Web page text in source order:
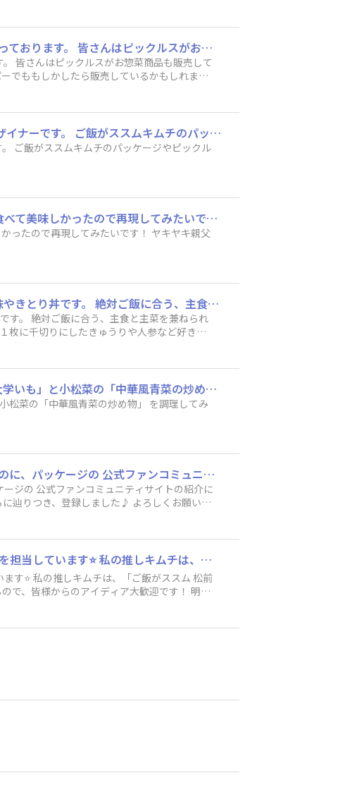
はじめまして ピックルス食堂スタッフのみんみんです🪼 主にお惣菜商品の営業を行っております。 皆さんはピックルスがお惣菜商品も販売していることをご存じですか？漬物メーカーならではのお惣菜を製造しております。 お近くのスーパーでももしかしたら販売しているかもしれません…！ サイトでも商品をチェックできますのでご興味ありましたらご覧ください🥒🍆 https://www.pickles.co.jp/products/delika/
皆さんはピックルスがお惣菜商品も販売して
でももしかしたら販売しているかもしれませ
products/delika/
ピックルス食堂スタッフのよしぴーです🐱 会社のいろんなデザインを作っているデザイナーです。 ご飯がススムキムチのパッケージやピックルス食堂のデザインも手掛けました。 みなさんが買いたいと思うパッケージを教えてください～！
ご飯がススムキムチのパッケージやピックル
やってみたい食べ方はチーズをのせて、簡単タッカルビ！ チーズタッカルビを最近食べて美味しかったので再現してみたいです！ ヤキヤキ親父さん、見かけはしましたが、今回名前を初めて知りました。かわいいですね笑
ったので再現してみたいです！ ヤキヤキ親父
当選したらやってみたい、ご飯がススムキムチ味やきとりの食べ方はやはりキムチ味やきとり丼です。 絶対ご飯に合う、主食と主菜を兼ねられる、家族も喜ぶ。 (ただし✕人数分分で多少コスパは掛かるけど外食よりは安い) あと、レタス１枚に千切りにしたきゅうりや人参など好きな野菜とご飯がススムキムチ味やきとりとマヨネーズ乗せて巻いて食べるのも野菜が取れて良さそうです。
す。 絶対ご飯に合う、主食と主菜を兼ねられ
に千切りにしたきゅうりや人参など好きな
す。
ハッシュタグを入力するのを忘れました。当選したらもうひとつ、さつまいもの「大学いも」と小松菜の「中華風青菜の炒め物」 を調理してみたいです。
華風青菜の炒め物」 を調理してみ
はじめまして！ 今日、登録しました♪ いつも「ご飯がススムキムチ」を買っているのに、パッケージの 公式ファンコミュニティサイトの紹介に気づいていませんでした。 スーパーで、賞味期限を確認している時に気づきました！ で、こちらに辿りつき、登録しました♪ よろしくお願い致します❣
録しました♪ よろしくお願い致
はじめまして！ ピックルス食堂スタッフのゆりです！ 主に浅漬とキムチの商品開発を担当しています⭐ 私の推しキムチは、「ご飯がススム 松前キムチ」です🥕 商品開発の他にもホームページに掲載しているアレンジレシピの考案もしているので、皆様からのアイディア大歓迎です！ 明るく活気のある楽しい「ピックルス食堂」にしていけたら嬉しいです♬よろしくお願いします！
す⭐ 私の推しキムチは、「ご飯がススム 松前
皆様からのアイディア大歓迎です！ 明る